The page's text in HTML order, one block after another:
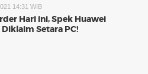
14:31 WIB
Hari ini, Spek Huawei
Diklaim Setara PC!